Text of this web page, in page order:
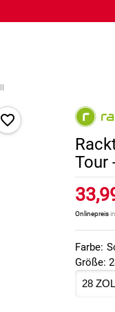
Tour
Onlinepreis
Farbe:
Größe: